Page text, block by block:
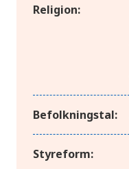
Religion:
Befolkningstal:
Styreform: